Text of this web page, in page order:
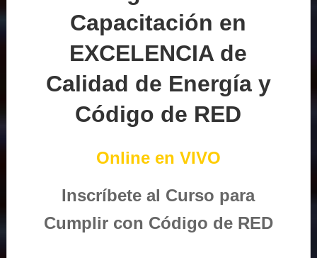
Capacitación en
EXCELENCIA de
Calidad de Energía y
Código de RED
Online en VIVO
Inscríbete al Curso para
Cumplir con Código de RED